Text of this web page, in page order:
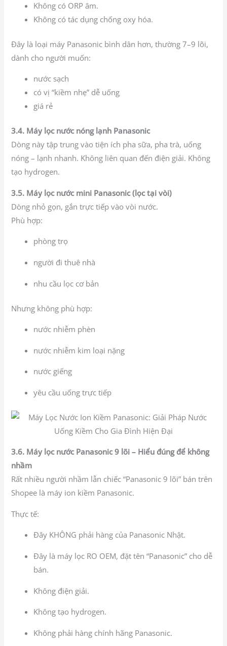
Không có ORP âm.
Không có tác dụng chống oxy hóa.
Đây là loại máy Panasonic bình dân hơn, thường 7–9 lõi,
dành cho người muốn:
nước sạch
có vị “kiềm nhẹ” dễ uống
giá rẻ
3.4. Máy lọc nước nóng lạnh Panasonic
Dòng này tập trung vào tiện ích pha sữa, pha trà, uống
nóng – lạnh nhanh. Không liên quan đến điện giải. Không
tạo hydrogen.
3.5. Máy lọc nước mini Panasonic (lọc tại vòi)
Dòng nhỏ gọn, gắn trực tiếp vào vòi nước.
Phù hợp:
phòng trọ
người đi thuê nhà
nhu cầu lọc cơ bản
Nhưng không phù hợp:
nước nhiễm phèn
nước nhiễm kim loại nặng
nước giếng
yêu cầu uống trực tiếp
3.6. Máy lọc nước Panasonic 9 lõi – Hiểu đúng để không
nhầm
Rất nhiều người nhầm lẫn chiếc “Panasonic 9 lõi” bán trên
Shopee là máy ion kiềm Panasonic.
Thực tế:
Đây KHÔNG phải hàng của Panasonic Nhật.
Đây là máy lọc RO OEM, đặt tên “Panasonic” cho dễ
bán.
Không điện giải.
Không tạo hydrogen.
Không phải hàng chính hãng Panasonic.